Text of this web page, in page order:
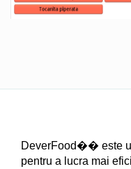
DeverFood�� este
pentru a lucra mai